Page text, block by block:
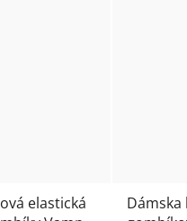
elastická
Dámska